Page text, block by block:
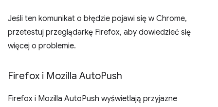
Jeśli ten komunikat o błędzie pojawi się w Chrome,
przetestuj przeglądarkę Firefox, aby dowiedzieć się
więcej o problemie.
Firefox i Mozilla AutoPush
Firefox i Mozilla AutoPush wyświetlają przyjazne